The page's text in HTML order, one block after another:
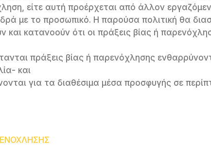
είτε αυτή προέρχεται από άλλον
με το προσωπικό. Η παρούσα πολιτική θα
και κατανοούν ότι οι πράξεις βίας ή
πράξεις βίας ή παρενόχλησης
και
για τα διαθέσιμα μέσα προσφυγής σε